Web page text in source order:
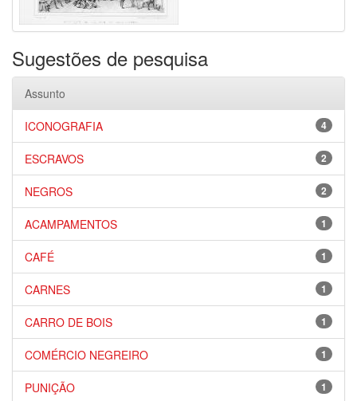
Sugestões de pesquisa
Assunto
4
ICONOGRAFIA
2
ESCRAVOS
2
NEGROS
1
ACAMPAMENTOS
1
CAFÉ
1
CARNES
1
CARRO DE BOIS
1
COMÉRCIO NEGREIRO
1
PUNIÇÃO